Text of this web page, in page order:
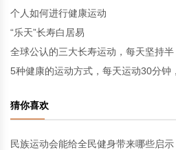
个人如何进行健康运动
“乐天”长寿白居易
全球公认的三大长寿运动，每天坚持半
5种健康的运动方式，每天运动30分钟，
猜你喜欢
民族运动会能给全民健身带来哪些启示